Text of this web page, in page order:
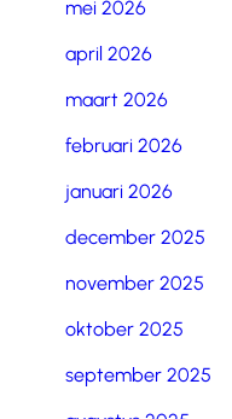
mei 2026
april 2026
maart 2026
februari 2026
januari 2026
december 2025
november 2025
oktober 2025
september 2025